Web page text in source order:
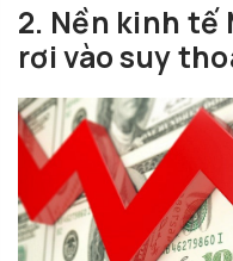
2. Nền kinh tế
rơi vào suy